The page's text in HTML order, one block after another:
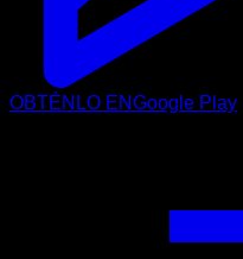
OBTÉNLO ENGoogle Play